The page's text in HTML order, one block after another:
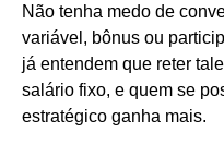
Não tenha medo de
variável, bônus ou
já entendem que reter
salário fixo, e quem se
estratégico ganha mais.